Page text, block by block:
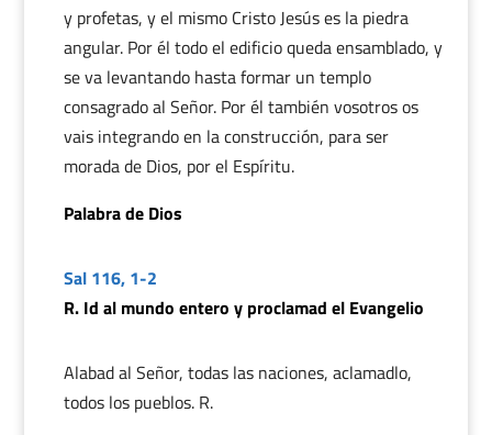
y profetas, y el mismo Cristo Jesús es la piedra
angular. Por él todo el edificio queda ensamblado, y
se va levantando hasta formar un templo
consagrado al Señor. Por él también vosotros os
vais integrando en la construcción, para ser
morada de Dios, por el Espíritu.
Palabra de Dios
Sal 116, 1-2
R. Id al mundo entero y proclamad el Evangelio
Alabad al Señor, todas las naciones, aclamadlo,
todos los pueblos. R.